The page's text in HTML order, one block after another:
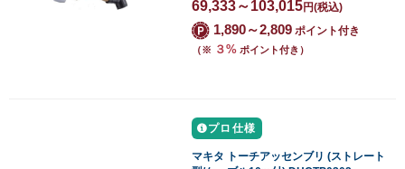
69,333～103,015円(税込)
1,890～2,809 ポイント付き
（※ ３% ポイント付き）
プロ仕様
マキタ トーチアッセンブリ (ストレート